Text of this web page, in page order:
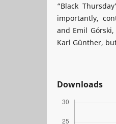
“Black
importantly,
and Emil
Karl Günther,
Downloads